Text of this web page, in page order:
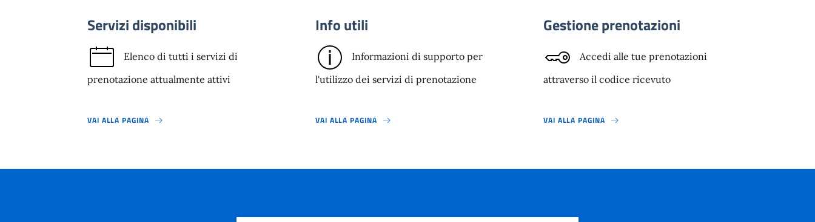
Servizi disponibili
Elenco di tutti i servizi di
prenotazione attualmente attivi
VAI ALLA PAGINA
Info utili
Informazioni di supporto per
l'utilizzo dei servizi di prenotazione
VAI ALLA PAGINA
Gestione prenotazioni
Accedi alle tue prenotazioni
attraverso il codice ricevuto
VAI ALLA PAGINA